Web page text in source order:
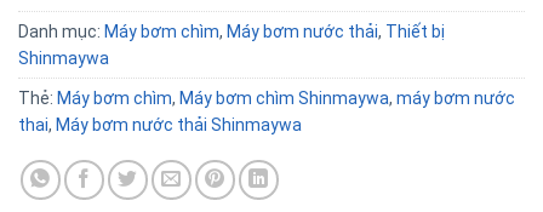
Danh mục: Máy bơm chìm, Máy bơm nước thải, Thiết bị
Shinmaywa
Thẻ: Máy bơm chìm, Máy bơm chìm Shinmaywa, máy bơm nước
thai, Máy bơm nước thải Shinmaywa